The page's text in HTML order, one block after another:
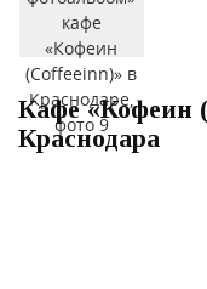
Кафе «Кофеин
Краснодара